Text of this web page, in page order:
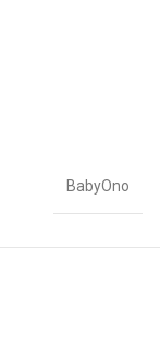
BabyOno